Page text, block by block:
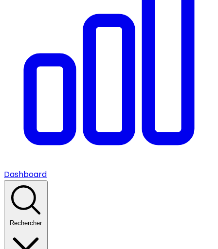
Dashboard
Rechercher